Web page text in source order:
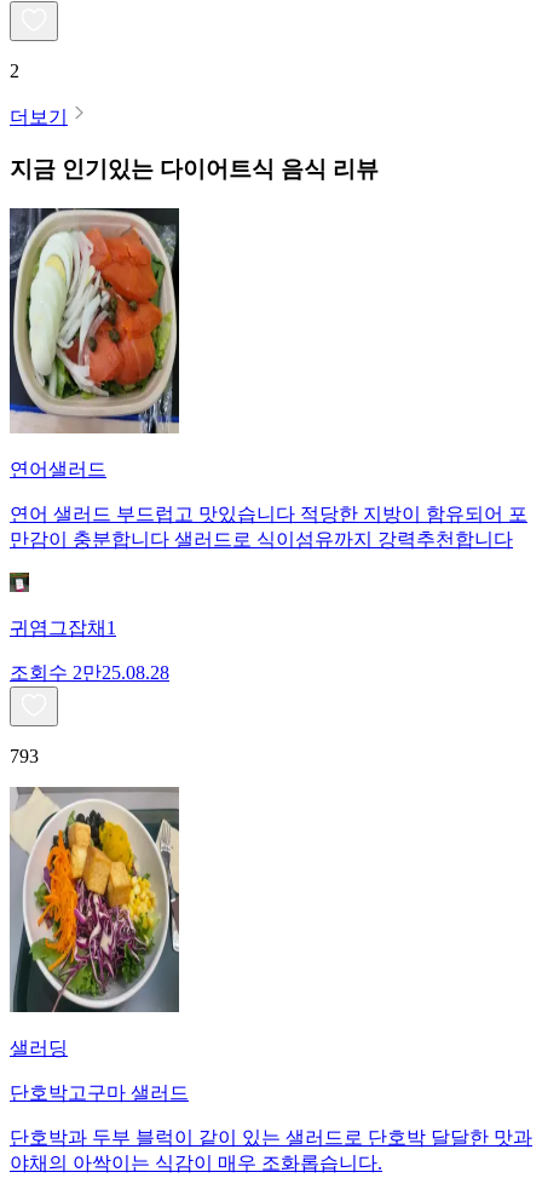
2
더보기
지금 인기있는 다이어트식 음식 리뷰
연어샐러드
연어 샐러드 부드럽고 맛있습니다 적당한 지방이 함유되어 포
만감이 충분합니다 샐러드로 식이섬유까지 강력추천합니다
귀염그잡채1
조회수 2만25.08.28
793
샐러딩
단호박고구마 샐러드
단호박과 두부 블럭이 같이 있는 샐러드로 단호박 달달한 맛과
야채의 아싹이는 식감이 매우 조화롭습니다.